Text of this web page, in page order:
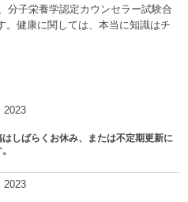
分子栄養学認定カウンセラー試験合
。健康に関しては、本当に知識はチ
2023
はしばらくお休み、または不定期更新に
2023